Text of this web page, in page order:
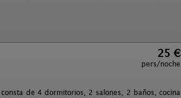
25 €
pers/noche
de 4 dormitorios, 2 salones, 2 baños, cocina